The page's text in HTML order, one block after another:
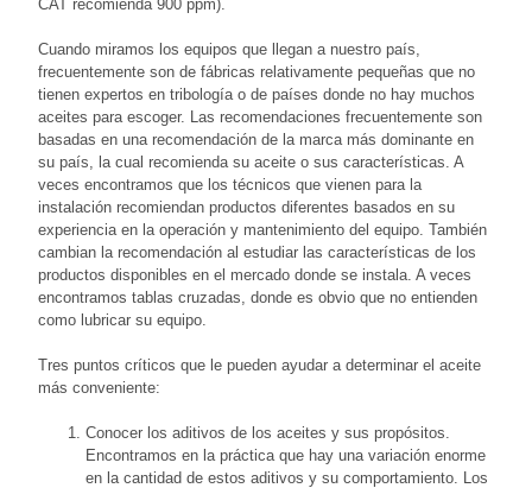
CAT recomienda 900 ppm).
Cuando miramos los equipos que llegan a nuestro país,
frecuentemente son de fábricas relativamente pequeñas que no
tienen expertos en tribología o de países donde no hay muchos
aceites para escoger. Las recomendaciones frecuentemente son
basadas en una recomendación de la marca más dominante en
su país, la cual recomienda su aceite o sus características. A
veces encontramos que los técnicos que vienen para la
instalación recomiendan productos diferentes basados en su
experiencia en la operación y mantenimiento del equipo. También
cambian la recomendación al estudiar las características de los
productos disponibles en el mercado donde se instala. A veces
encontramos tablas cruzadas, donde es obvio que no entienden
como lubricar su equipo.
Tres puntos críticos que le pueden ayudar a determinar el aceite
más conveniente:
Conocer los aditivos de los aceites y sus propósitos.
Encontramos en la práctica que hay una variación enorme
en la cantidad de estos aditivos y su comportamiento. Los